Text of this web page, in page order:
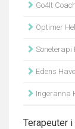
Go4It
Optimer
Soneterapi
Edens
Ingeranna
Terapeuter